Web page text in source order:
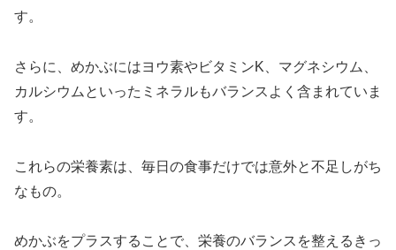
す。
さらに、めかぶにはヨウ素やビタミンK、マグネシウム、
カルシウムといったミネラルもバランスよく含まれていま
す。
これらの栄養素は、毎日の食事だけでは意外と不足しがち
なもの。
めかぶをプラスすることで、栄養のバランスを整えるきっ